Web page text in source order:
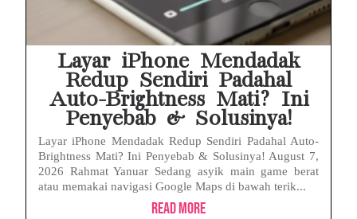
Layar iPhone Mendadak
Redup Sendiri Padahal
Auto-Brightness Mati? Ini
Penyebab & Solusinya!
Layar iPhone Mendadak Redup Sendiri Padahal Auto-
Brightness Mati? Ini Penyebab & Solusinya! August 7,
2026 Rahmat Yanuar Sedang asyik main game berat
atau memakai navigasi Google Maps di bawah terik...
Read More